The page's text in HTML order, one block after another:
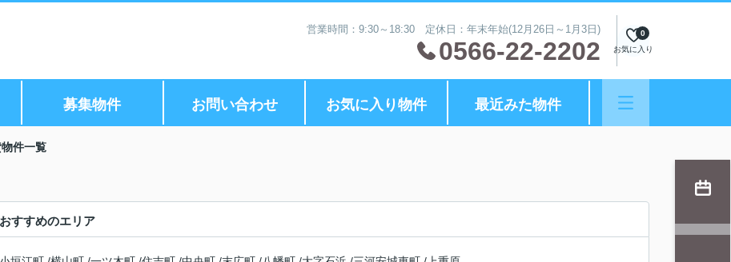
営業時間：9:30～18:30 定休日：年末年始(12月26日～1月3日)
0566-22-2202 お気に入り
0
募集物件 お問い合わせ お気に入り物件 最近みた物件
件一覧
おすすめのエリア